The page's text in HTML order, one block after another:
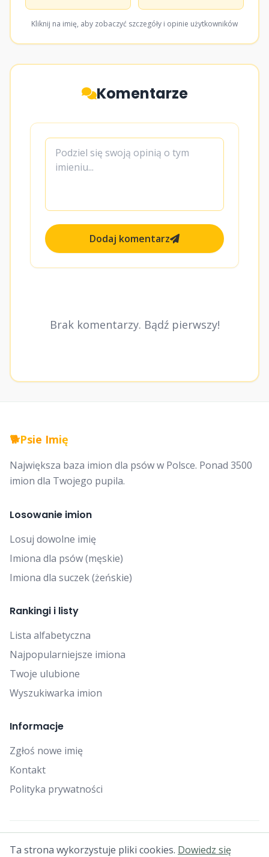
Kliknij na imię, aby zobaczyć szczegóły i opinie użytkowników
Komentarze
Dodaj komentarz
Brak komentarzy. Bądź pierwszy!
🐕Psie Imię
Największa baza imion dla psów w Polsce. Ponad 3500
imion dla Twojego pupila.
Losowanie imion
Losuj dowolne imię
Imiona dla psów (męskie)
Imiona dla suczek (żeńskie)
Rankingi i listy
Lista alfabetyczna
Najpopularniejsze imiona
Twoje ulubione
Wyszukiwarka imion
Informacje
Zgłoś nowe imię
Kontakt
Polityka prywatności
© 2025 Falcon Bytes. Wszelkie prawa zastrzeżone.
Ta strona wykorzystuje pliki cookies. Dowiedz się